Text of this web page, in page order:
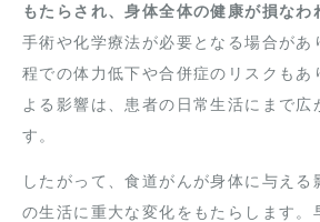
もたらされ、身体全体の健康が損なわ
手術や化学療法が必要となる場合があ
程での体力低下や合併症のリスクもあ
よる影響は、患者の日常生活にまで広
す。
したがって、食道がんが身体に与える
の生活に重大な変化をもたらします。